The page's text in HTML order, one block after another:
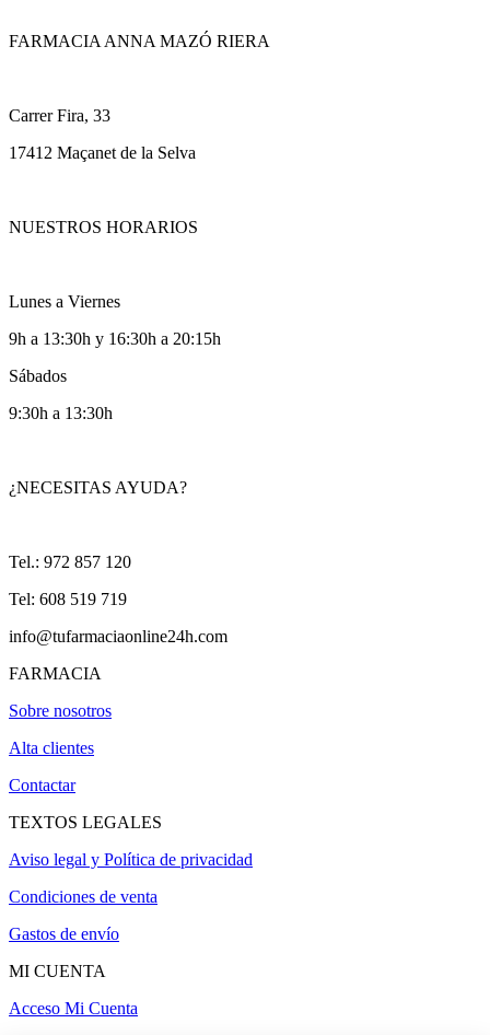
FARMACIA ANNA MAZÓ RIERA
Carrer Fira, 33
17412 Maçanet de la Selva
NUESTROS HORARIOS
Lunes a Viernes
9h a 13:30h y 16:30h a 20:15h
Sábados
9:30h a 13:30h
¿NECESITAS AYUDA?
Tel.: 972 857 120
Tel: 608 519 719
info@tufarmaciaonline24h.com
FARMACIA
Sobre nosotros
Alta clientes
Contactar
TEXTOS LEGALES
Aviso legal y Política de privacidad
Condiciones de venta
Gastos de envío
MI CUENTA
Acceso Mi Cuenta